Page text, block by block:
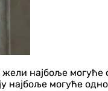
најбоље
могуће